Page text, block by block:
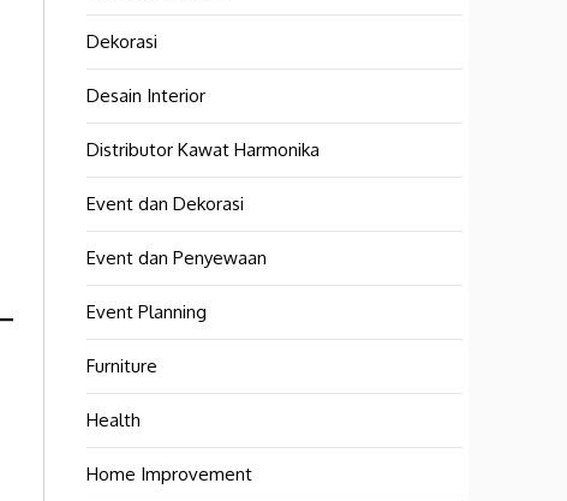
Dekorasi
Desain Interior
Distributor Kawat Harmonika
Event dan Dekorasi
Event dan Penyewaan
Event Planning
Furniture
Health
Home Improvement